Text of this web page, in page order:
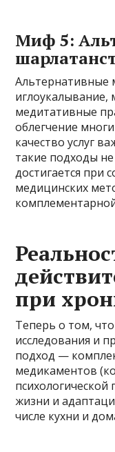
Миф 5:
Альтернативные
иглоукалывание,
медитативные
облегчение
качество услуг
такие подходы
достигается при
медицинских
при
Теперь о том,
исследования и
подход —
медикаментов
жизни и
числе кухни и